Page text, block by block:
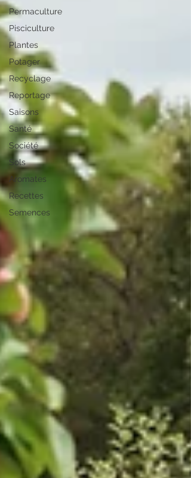
Permaculture
Pisciculture
Plantes
Potager
Recyclage
Reportage
Saisons
Santé
Société
Sols
Aromates
Recettes
Semences